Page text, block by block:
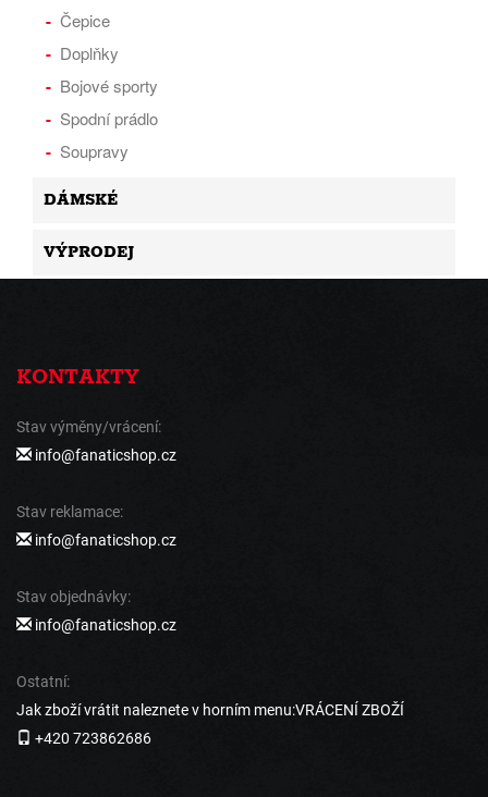
Čepice
Doplňky
Bojové sporty
Spodní prádlo
Soupravy
DÁMSKÉ
VÝPRODEJ
KONTAKTY
Stav výměny/vrácení:
info@fanaticshop.cz
Stav reklamace:
info@fanaticshop.cz
Stav objednávky:
info@fanaticshop.cz
Ostatní:
Jak zboží vrátit naleznete v horním menu:VRÁCENÍ ZBOŽÍ
+420 723862686